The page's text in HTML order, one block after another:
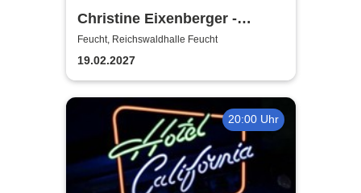
Christine Eixenberger -
Vorpremiere
Feucht, Reichswaldhalle Feucht
19.02.2027
20:00 Uhr